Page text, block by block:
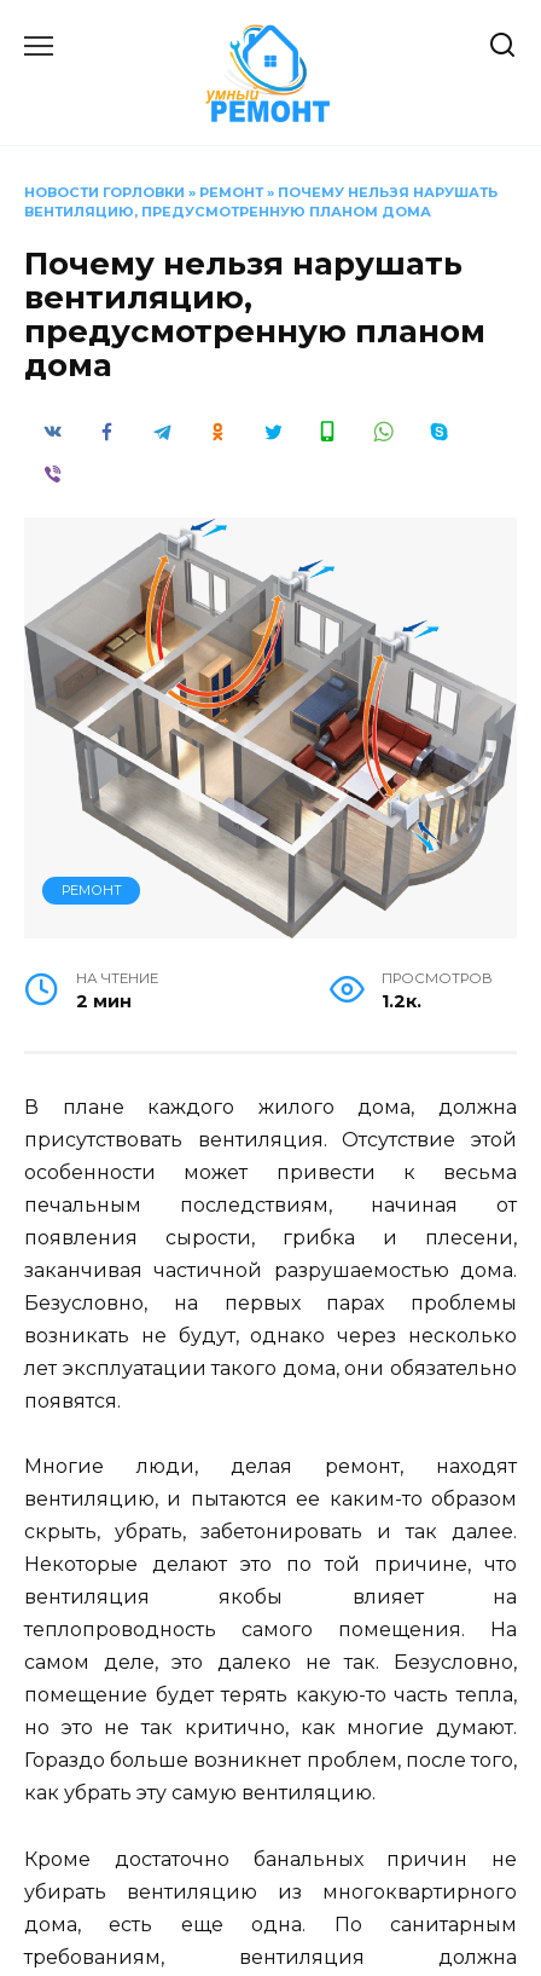
НОВОСТИ ГОРЛОВКИ » РЕМОНТ» ПОЧЕМУ НЕЛЬЗЯ НАРУШАТЬ
ВЕНТИЛЯЦИЮ, ПРЕДУСМОТРЕННУЮ ПЛАНОМ ДОМА
Почему нельзя нарушать
вентиляцию,
предусмотренную планом
дома
РЕМОНТ
НА ЧТЕНИЕ
2 мин
ПРОСМОТРОВ
1.2к.
В плане каждого жилого дома, должна
присутствовать вентиляция. Отсутствие этой
особенности может привести к весьма
печальным последствиям, начиная от
появления сырости, грибка и плесени,
заканчивая частичной разрушаемостью дома.
Безусловно, на первых парах проблемы
возникать не будут, однако через несколько
лет эксплуатации такого дома, они обязательно
появятся.
Многие люди, делая ремонт, находят
вентиляцию, и пытаются ее каким-то образом
скрыть, убрать, забетонировать и так далее.
Некоторые делают это по той причине, что
вентиляция якобы влияет на
теплопроводность самого помещения. На
самом деле, это далеко не так. Безусловно,
помещение будет терять какую-то часть тепла,
но это не так критично, как многие думают.
Гораздо больше возникнет проблем, после того,
как убрать эту самую вентиляцию.
Кроме достаточно банальных причин не
убирать вентиляцию из многоквартирного
дома, есть еще одна. По санитарным
требованиям, вентиляция должна